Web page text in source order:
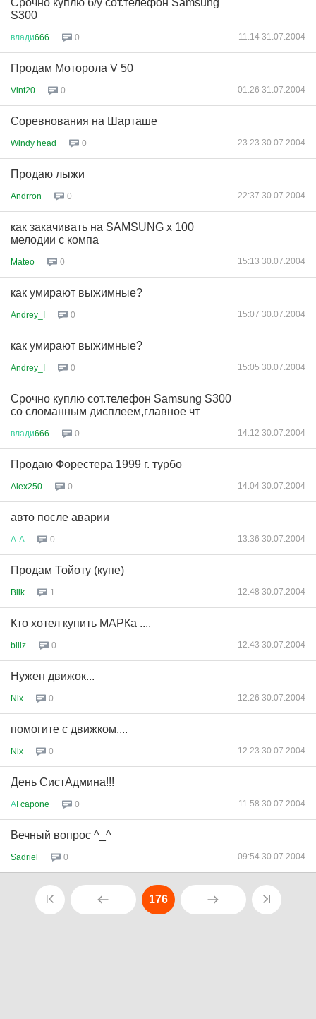
Срочно куплю б/у сот.телефон Samsung
S300
влади666 0 11:14 31.07.2004
Продам Моторола V 50
Vint20 0 01:26 31.07.2004
Соревнования на Шарташе
Windy head 0 23:23 30.07.2004
Продаю лыжи
Andrron 0 22:37 30.07.2004
как закачивать на SAMSUNG x 100
мелодии с компа
Mateo 0 15:13 30.07.2004
как умирают выжимные?
Andrey_I 0 15:07 30.07.2004
как умирают выжимные?
Andrey_I 0 15:05 30.07.2004
Срочно куплю сот.телефон Samsung S300
со сломанным дисплеем,главное чт
влади666 0 14:12 30.07.2004
Продаю Форестера 1999 г. турбо
Alex250 0 14:04 30.07.2004
авто после аварии
А-А 0 13:36 30.07.2004
Продам Тойоту (купе)
Blik 1 12:48 30.07.2004
Кто хотел купить МАРКа ....
biilz 0 12:43 30.07.2004
Нужен движок...
Nix 0 12:26 30.07.2004
помогите с движком....
Nix 0 12:23 30.07.2004
День СистАдмина!!!
АI capone 0 11:58 30.07.2004
Вечный вопрос ^_^
Sadriel 0 09:54 30.07.2004
176